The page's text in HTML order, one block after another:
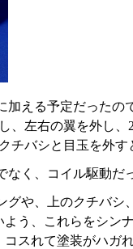
える予定だった
、左右の翼を外し
チバシと目玉を外す
く、コイル駆動だ
や、上のクチバ
う、これらをシン
スれて塗装がハガ